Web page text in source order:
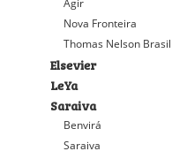
Agir
Nova Fronteira
Thomas Nelson Brasil
Elsevier
LeYa
Saraiva
Benvirá
Saraiva